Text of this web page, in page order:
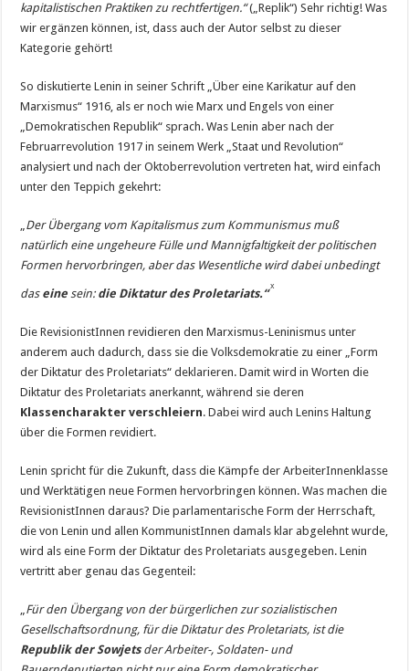
kapitalistischen Praktiken zu rechtfertigen.“(„Replik“) Sehr richtig! Was
wir ergänzen können, ist, dass auch der Autor selbst zu dieser
Kategorie gehört!
So diskutierte Lenin in seiner Schrift „Über eine Karikatur auf den
Marxismus“ 1916, als er noch wie Marx und Engels von einer
„Demokratischen Republik“ sprach. Was Lenin aber nach der
Februarrevolution 1917 in seinem Werk „Staat und Revolution“
analysiert und nach der Oktoberrevolution vertreten hat, wird einfach
unter den Teppich gekehrt:
„Der Übergang vom Kapitalismus zum Kommunismus muß
natürlich eine ungeheure Fülle und Mannigfaltigkeit der politischen
Formen hervorbringen, aber das Wesentliche wird dabei unbedingt
das eine sein: die Diktatur des Proletariats.“
x
Die RevisionistInnen revidieren den Marxismus-Leninismus unter
anderem auch dadurch, dass sie die Volksdemokratie zu einer „Form
der Diktatur des Proletariats“ deklarieren. Damit wird in Worten die
Diktatur des Proletariats anerkannt, während sie deren
Klassencharakter verschleiern. Dabei wird auch Lenins Haltung
über die Formen revidiert.
Lenin spricht für die Zukunft, dass die Kämpfe der ArbeiterInnenklasse
und Werktätigen neue Formen hervorbringen können. Was machen die
RevisionistInnen daraus? Die parlamentarische Form der Herrschaft,
die von Lenin und allen KommunistInnen damals klar abgelehnt wurde,
wird als eine Form der Diktatur des Proletariats ausgegeben. Lenin
vertritt aber genau das Gegenteil:
„Für den Übergang von der bürgerlichen zur sozialistischen
Gesellschaftsordnung, für die Diktatur des Proletariats, ist die
Republik der Sowjetsder Arbeiter-, Soldaten- und